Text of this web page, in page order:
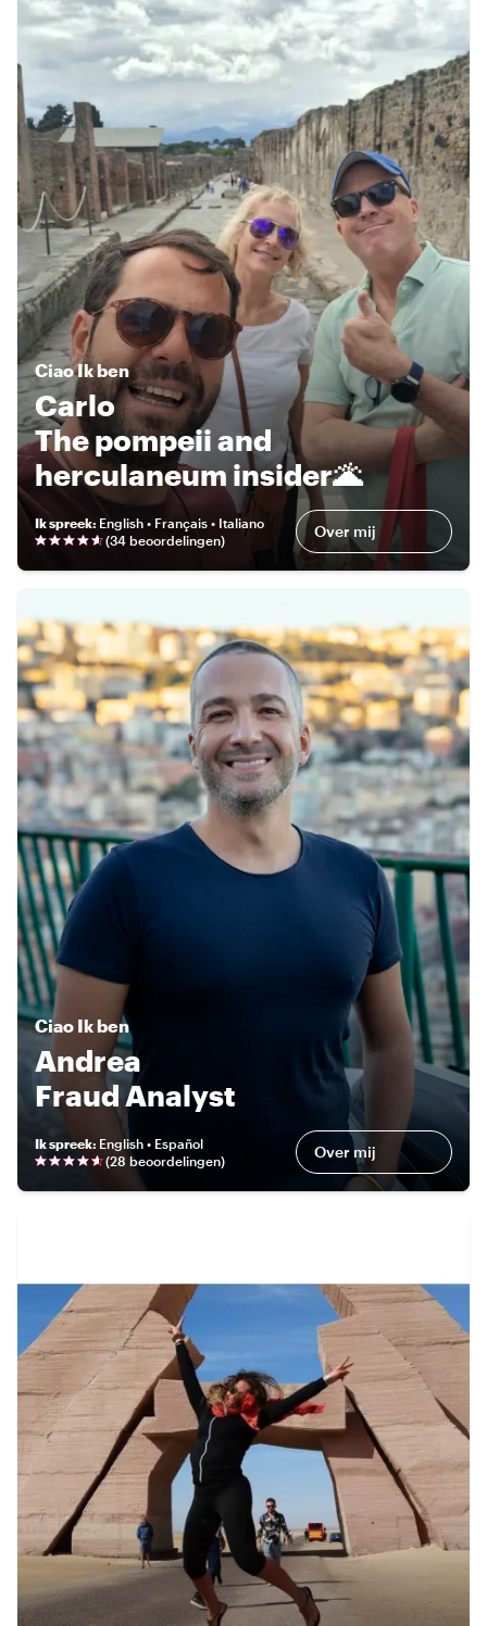
CiaoIk ben
Carlo
The pompeii and
herculaneum insider🌋
Ik spreek: English • Français • Italiano
(34 beoordelingen) Over mij
Ciao Ik ben
Andrea
Fraud Analyst
Ik spreek: English • Español
(28 beoordelingen) Over mij